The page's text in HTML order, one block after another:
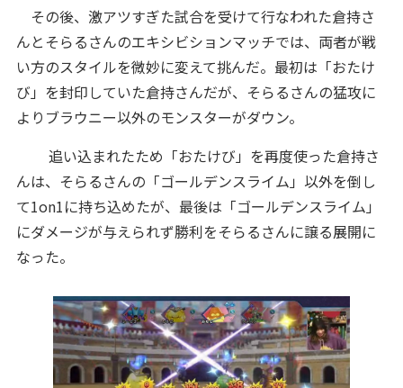
その後、激アツすぎた試合を受けて行なわれた倉持さ
んとそらるさんのエキシビションマッチでは、両者が戦
い方のスタイルを微妙に変えて挑んだ。最初は「おたけ
び」を封印していた倉持さんだが、そらるさんの猛攻に
よりブラウニー以外のモンスターがダウン。
追い込まれたため「おたけび」を再度使った倉持さ
んは、そらるさんの「ゴールデンスライム」以外を倒し
て1on1に持ち込めたが、最後は「ゴールデンスライム」
にダメージが与えられず勝利をそらるさんに譲る展開に
なった。